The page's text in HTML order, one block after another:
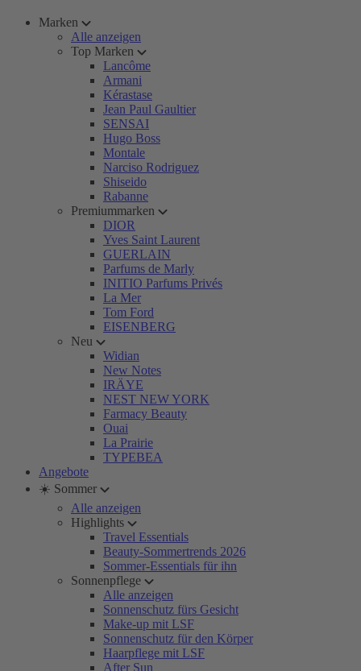
Marken
Alle anzeigen
Top Marken
Lancôme
Armani
Kérastase
Jean Paul Gaultier
SENSAI
Hugo Boss
Montale
Narciso Rodriguez
Shiseido
Rabanne
Premiummarken
DIOR
Yves Saint Laurent
GUERLAIN
Parfums de Marly
INITIO Parfums Privés
La Mer
Tom Ford
EISENBERG
Neu
Widian
New Notes
IRÄYE
NEST NEW YORK
Farmacy Beauty
Ouai
La Prairie
TYPEBEA
Angebote
☀️ Sommer
Alle anzeigen
Highlights
Travel Essentials
Beauty-Sommertrends 2026
Sommer-Essentials für ihn
Sonnenpflege
Alle anzeigen
Sonnenschutz fürs Gesicht
Make-up mit LSF
Sonnenschutz für den Körper
Haarpflege mit LSF
After Sun